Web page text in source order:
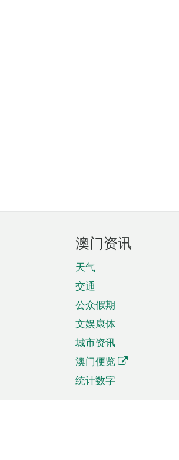
澳门资讯
天气
交通
公众假期
文娱康体
城市资讯
澳门便览
统计数字